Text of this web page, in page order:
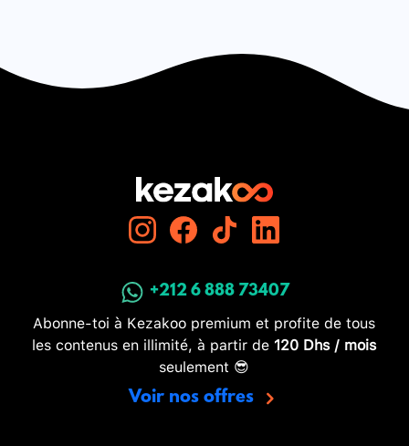
+212 6 888 73407
Abonne-toi à Kezakoo premium et profite de tous
les contenus en illimité, à partir de 120 Dhs / mois
seulement 😎
Voir nos offres